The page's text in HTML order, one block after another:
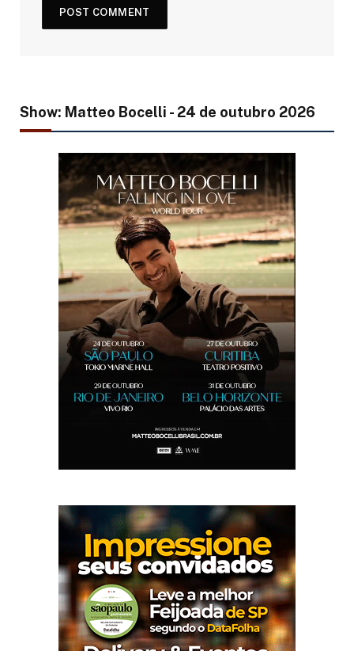
Show: Matteo Bocelli - 24 de outubro 2026